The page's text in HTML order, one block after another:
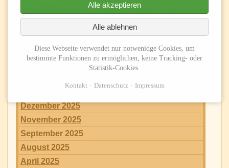
Dezember 2025
November 2025
September 2025
August 2025
April 2025
Alle akzeptieren
Alle ablehnen
Diese Webseite verwendet nur notwenidge Cookies, um
bestimmte Funktionen zu ermöglichen, keine Tracking- oder
Statistik-Cookies.
Kontakt Datenschutz Impressum